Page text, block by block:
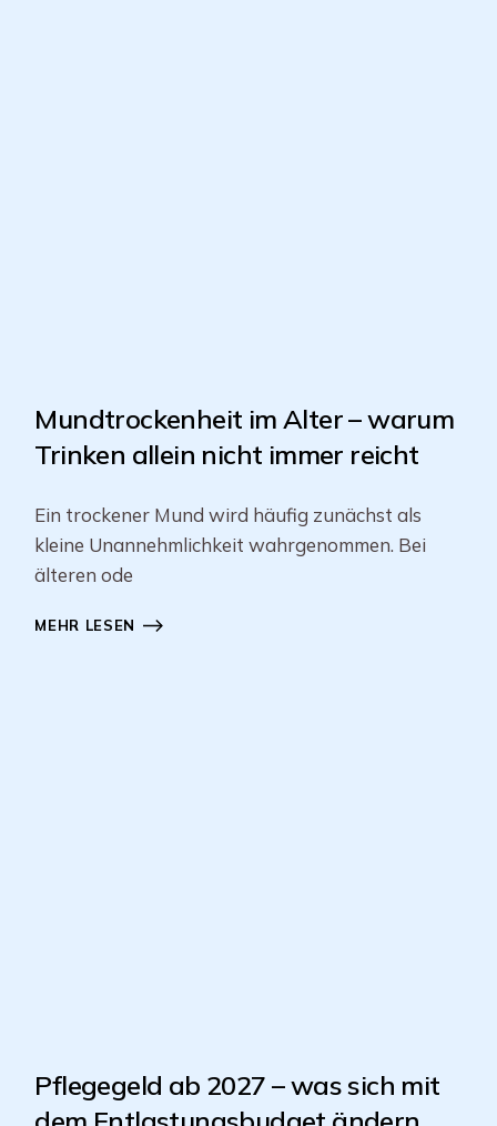
Mundtrockenheit im Alter – warum
Trinken allein nicht immer reicht
Ein trockener Mund wird häufig zunächst als
kleine Unannehmlichkeit wahrgenommen. Bei
älteren ode
MEHR LESEN
Pflegegeld ab 2027 – was sich mit